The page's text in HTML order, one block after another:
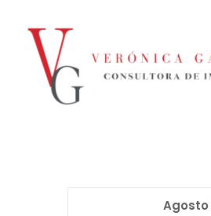
Agosto